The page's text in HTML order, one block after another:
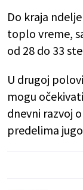
Do kraja
toplo vreme,
od 28 do 33
U drugoj
mogu očekivati
dnevni razvoj
predelima